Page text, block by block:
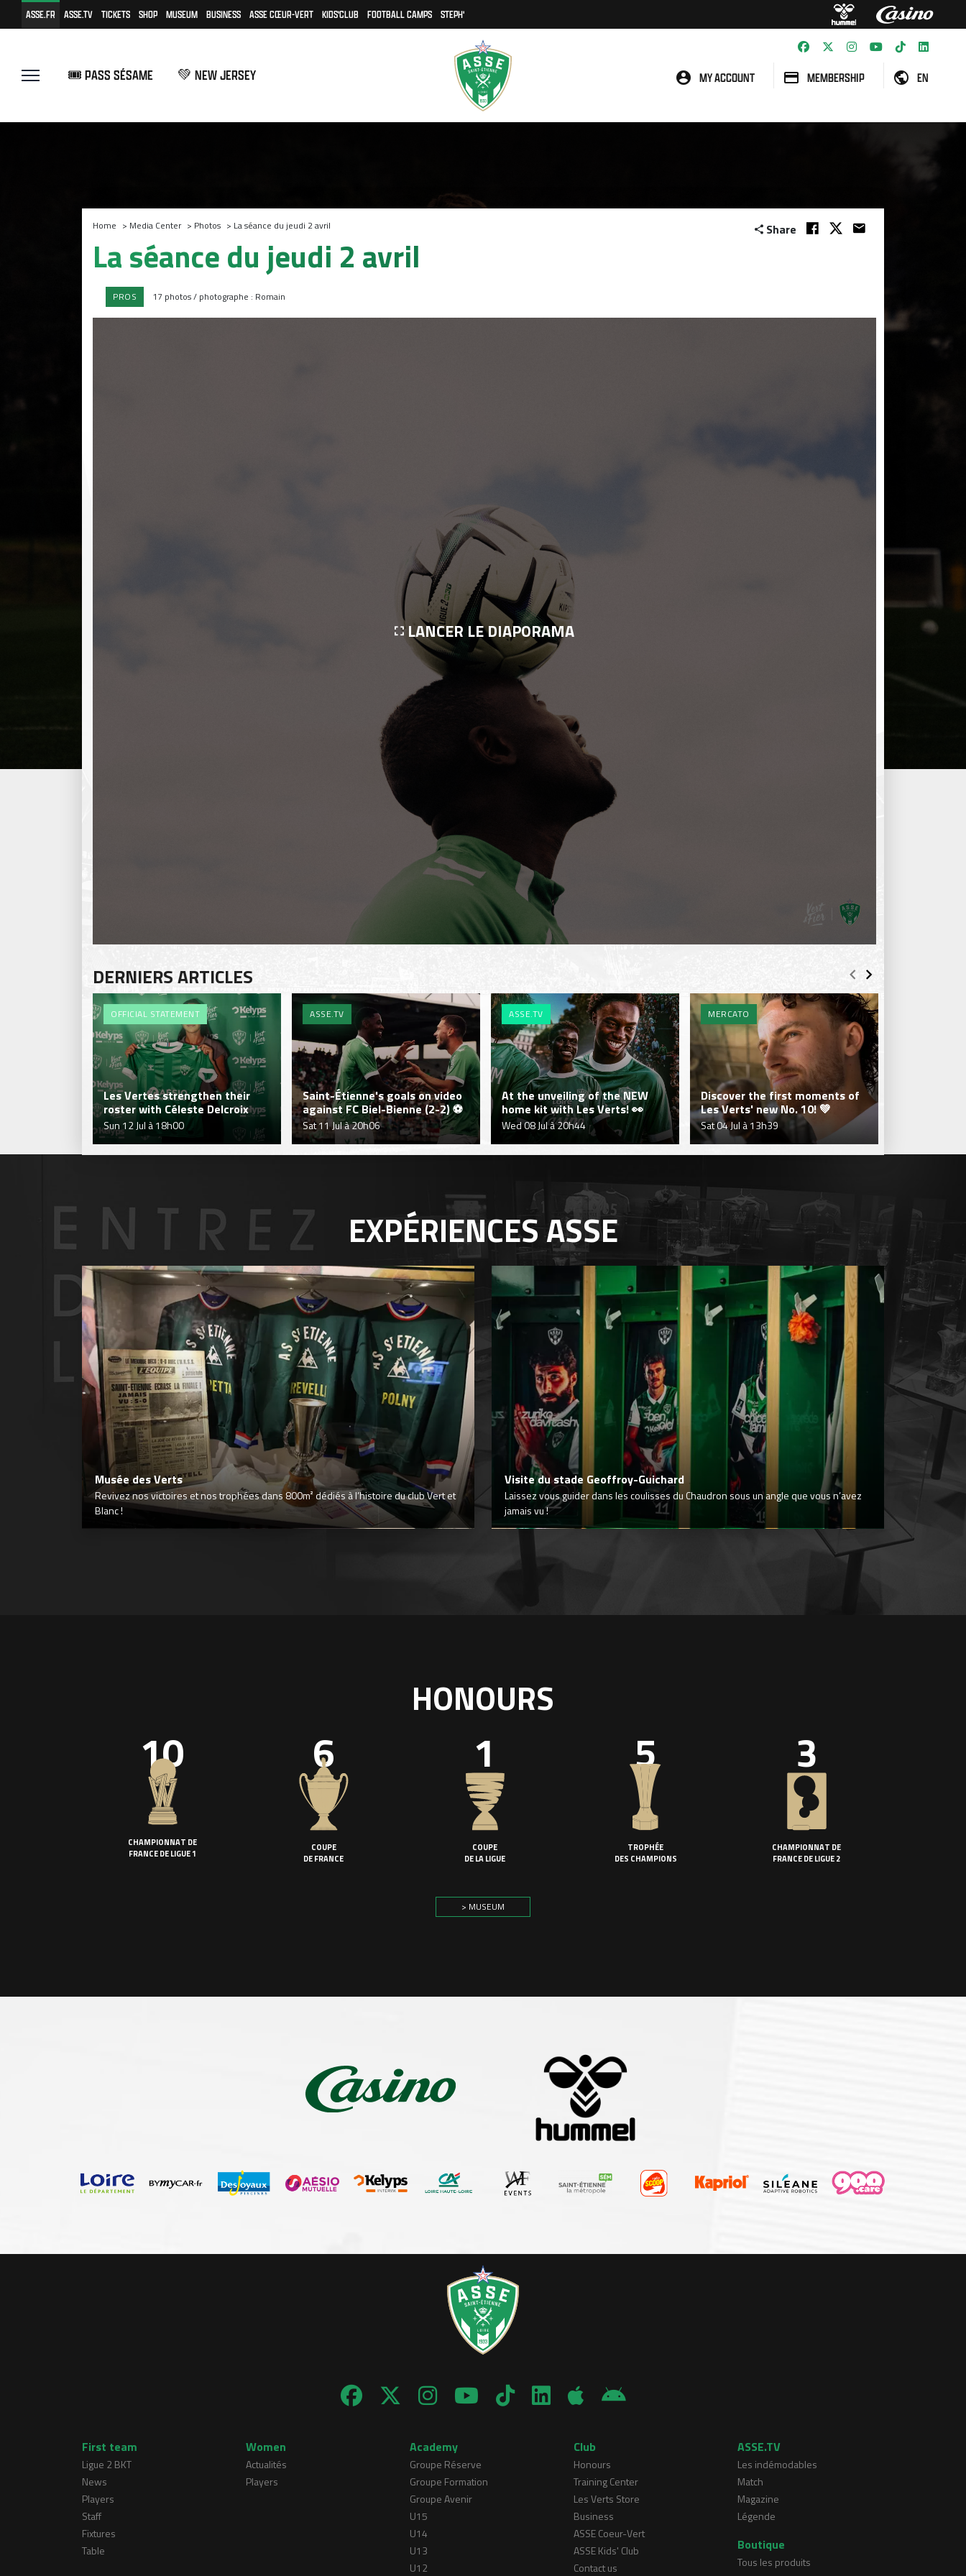
ASSE.FR ASSE.TV TICKETS SHOP MUSEUM BUSINESS ASSE CŒUR-VERT KIDS'CLUB FOOTBALL CAMPS STEPH'
🎟️ PASS SÉSAME 💚 NEW JERSEY MY ACCOUNT MEMBERSHIP EN
Home > Media Center > Photos > La séance du jeudi 2 avril Share
La séance du jeudi 2 avril
PROS 17 photos / photographe : Romain
LANCER LE DIAPORAMA
DERNIERS ARTICLES
OFFICIAL STATEMENT
Les Vertes strengthen their
roster with Céleste Delcroix
Sun 12 Jul à 18h00
ASSE.TV
Saint-Étienne's goals on video
against FC Biel-Bienne (2-2) ⚽
Sat 11 Jul à 20h06
ASSE.TV
At the unveiling of the NEW
home kit with Les Verts! 👀
Wed 08 Jul à 20h44
MERCATO
Discover the first moments of
Les Verts' new No. 10! 💚
Sat 04 Jul à 13h39
EXPÉRIENCESASSE
Musée des Verts
Revivez nos victoires et nos trophées dans 800m² dédiés à l’histoire du club Vert et
Blanc !
Visite du stade Geoffroy-Guichard
Laissez vous guider dans les coulisses du Chaudron sous un angle que vous n’avez
jamais vu !
HONOURS
10
CHAMPIONNAT DE
FRANCE DE LIGUE 1
6
COUPE
DE FRANCE
1
COUPE
DE LA LIGUE
5
TROPHÉE
DES CHAMPIONS
3
CHAMPIONNAT DE
FRANCE DE LIGUE 2
> MUSEUM
First team
Ligue 2 BKT
News
Players
Staff
Fixtures
Table
Women
Actualités
Players
Academy
Groupe Réserve
Groupe Formation
Groupe Avenir
U15
U14
U13
U12
Club
Honours
Training Center
Les Verts Store
Business
ASSE Coeur-Vert
ASSE Kids' Club
Contact us
ASSE.TV
Les indémodables
Match
Magazine
Légende
Boutique
Tous les produits